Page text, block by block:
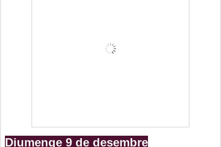
Diumenge 9 de desembre